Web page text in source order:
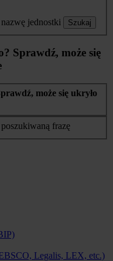
jednostki Szukaj
Sprawdź, może się
może się ukryło
frazę
Legalis, LEX, etc.)